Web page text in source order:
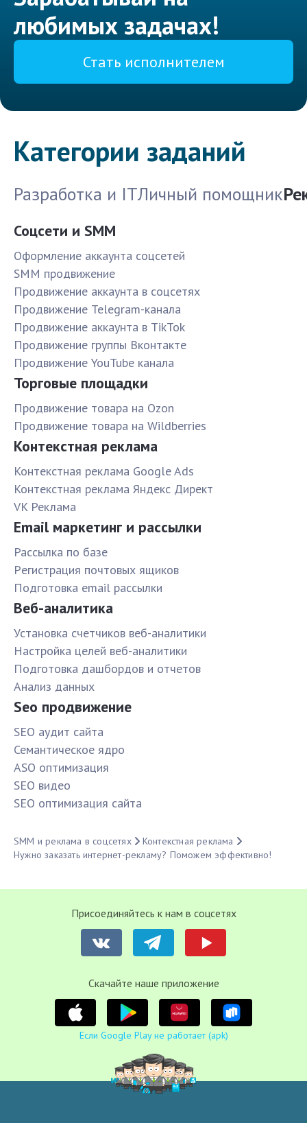
любимых задачах!
Стать исполнителем
Категории заданий
Разработка и ITЛичный помощник
Соцсети и SMM
Оформление аккаунта соцсетей
SMM продвижение
Продвижение аккаунта в соцсетях
Продвижение Telegram-канала
Продвижение аккаунта в TikTok
Продвижение группы Вконтакте
Продвижение YouTube канала
Торговые площадки
Продвижение товара на Ozon
Продвижение товара на Wildberries
Контекстная реклама
Контекстная реклама Google Ads
Контекстная реклама Яндекс Директ
VK Реклама
Email маркетинг и рассылки
Рассылка по базе
Pегистрация почтовых ящиков
Подготовка email рассылки
Веб-аналитика
Установка счетчиков веб-аналитики
Настройка целей веб-аналитики
Подготовка дашбордов и отчетов
Анализ данных
Seo продвижение
SЕО аудит сайта
Семантическое ядро
ASO оптимизация
SЕО видео
SЕО оптимизация сайта
SMM и реклама в соцсетях
Контекстная реклама
Нужно заказать интернет-рекламу? Поможем эффективно!
Присоединяйтесь к нам в соцсетях
Cкачайте наше приложение
Если Google Play не работает (apk)